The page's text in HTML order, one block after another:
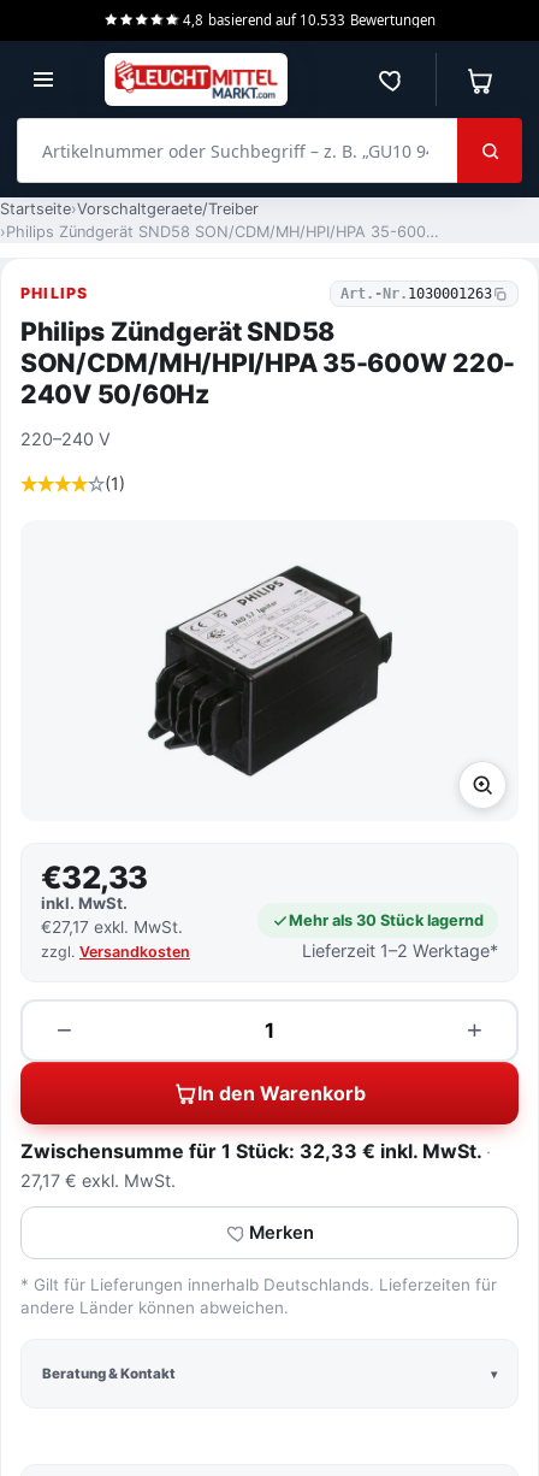
4,8 basierend auf 10.533 Bewertungen
Merkzettel
Startseite Vorschaltgeraete/Treiber
Philips Zündgerät SND58 SON/CDM/MH/HPI/HPA 35-600W 220-240V 50/60Hz
PHILIPS Art.-Nr. 1030001263
Philips Zündgerät SND58
SON/CDM/MH/HPI/HPA 35-600W 220-
240V 50/60Hz
220–240 V
(1)
€32,33
inkl. MwSt.
€27,17 exkl. MwSt.
zzgl. Versandkosten
Mehr als 30 Stück lagernd
Lieferzeit 1–2 Werktage*
−
Menge +
In den Warenkorb
Zwischensumme für 1 Stück: 32,33 € inkl. MwSt.
27,17 € exkl. MwSt.
Merken
* Gilt für Lieferungen innerhalb Deutschlands. Lieferzeiten für
andere Länder können abweichen.
Beratung & Kontakt